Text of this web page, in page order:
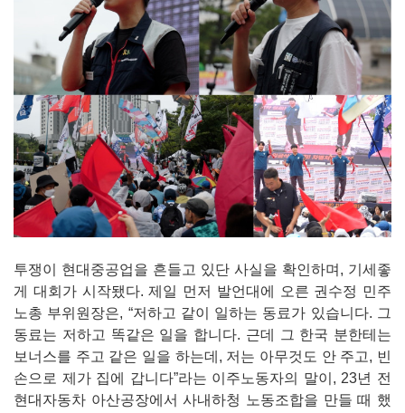
투쟁이 현대중공업을 흔들고 있단 사실을 확인하며, 기세좋
게 대회가 시작됐다. 제일 먼저 발언대에 오른 권수정 민주
노총 부위원장은, “저하고 같이 일하는 동료가 있습니다. 그
동료는 저하고 똑같은 일을 합니다. 근데 그 한국 분한테는
보너스를 주고 같은 일을 하는데, 저는 아무것도 안 주고, 빈
손으로 제가 집에 갑니다”라는 이주노동자의 말이, 23년 전
현대자동차 아산공장에서 사내하청 노동조합을 만들 때 했